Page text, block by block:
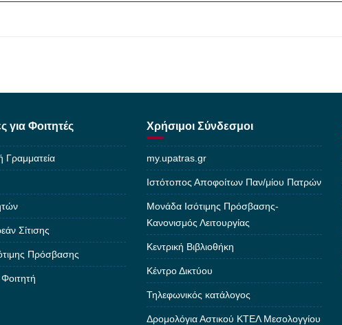
για Φοιτητές
Γραμματεία
Σίτισης
Πρόσβασης
Χρήσιμοι Σύνδεσμοι
my.upatras.gr
Ιστότοπος Αποφοίτων Παν/μίου Πατρών
Μονάδα Ισότιμης Πρόσβασης-
Κανονισμός Λειτουργίας
Κεντρική Βιβλιοθήκη
Κέντρο Δικτύου
Τηλεφωνικός κατάλογος
Δρομολόγια Αστικού ΚΤΕΛ Μεσολογγίου